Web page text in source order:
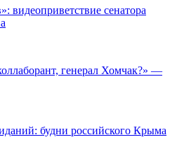
видеоприветствие сенатора
генерал Хомчак?» —
будни российского Крыма